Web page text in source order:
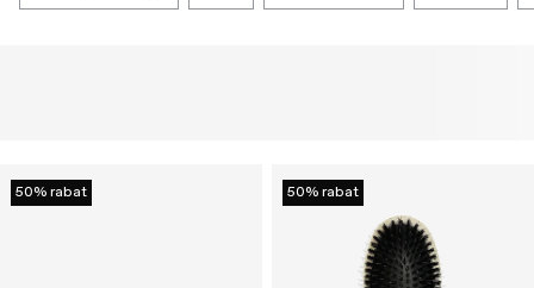
50% rabat 50% rabat